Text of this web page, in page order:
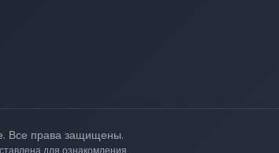
Все права защищены.